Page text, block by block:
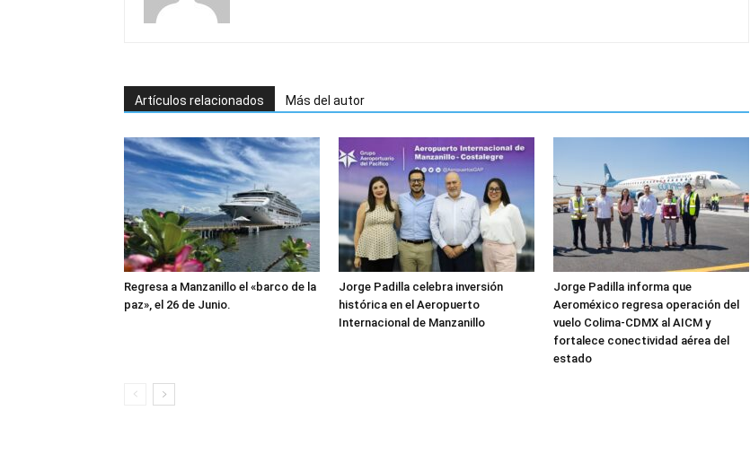
Artículos relacionados Más del autor
Regresa a Manzanillo el «barco de la
paz», el 26 de Junio.
Jorge Padilla celebra inversión
histórica en el Aeropuerto
Internacional de Manzanillo
Jorge Padilla informa que
Aeroméxico regresa operación del
vuelo Colima-CDMX al AICM y
fortalece conectividad aérea del
estado